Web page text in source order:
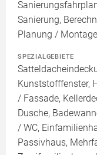
Sanierung,
Planung / Montage
SPEZIALGEBIETE
Kunststofffenster,
/ Fassade,
Dusche,
/ WC,
Passivhaus,